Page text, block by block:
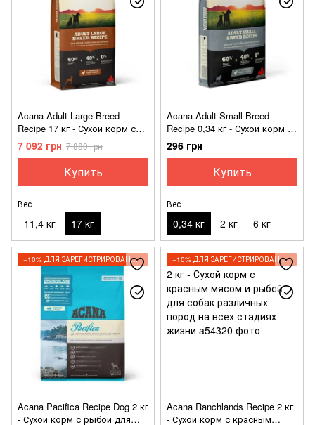
Acana Adult Large Breed
Recipe 17 кг - Сухой корм с
мясом цыпленка для крупных
и гигантских пород
7 092 грн 7 880 грн
Купить
Вес
11,4 кг 17 кг
Acana Adult Small Breed
Recipe 0,34 кг - Сухой корм с
мясом цыплят для взрослых
собак малых пород
296 грн
Купить
Вес
0,34 кг 2 кг 6 кг
−10% ДЛЯ ЗАРЕГИСТРИРОВАННЫХ КЛИЕНТОВ
Acana Pacifica Recipe Dog 2 кг
- Сухой корм с рыбой для
−10% ДЛЯ ЗАРЕГИСТРИРОВАННЫХ КЛИЕНТОВ
Acana Ranchlands Recipe 2 кг
- Сухой корм с красным